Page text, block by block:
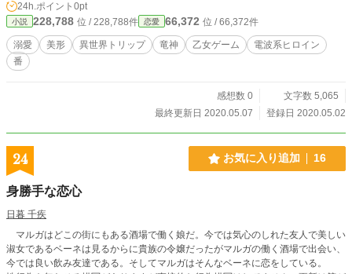
24h.ポイント 0pt
小説 228,788 位 / 228,788件 恋愛 66,372 位 / 66,372件
溺愛 美形 異世界トリップ 竜神 乙女ゲーム
電波系ヒロイン
番
感想数 0
文字数 5,065
最終更新日 2020.05.07
登録日 2020.05.02
24 お気に入り追加 16
身勝手な恋心
日暮 千疾
マルガはどこの街にもある酒場で働く娘だ。今では気心のしれた友人で美しい
淑女であるベーネは見るからに貴族の令嬢だったがマルガの働く酒場で出会い、
今では良い飲み友達である。そしてマルガはそんなベーネに恋をしている。